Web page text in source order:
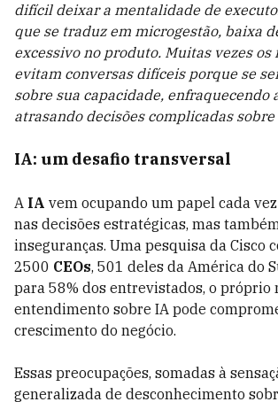
difícil deixar a mentalidade de
que se traduz em microgestão, baixa
excessivo no produto. Muitas vezes os
evitam conversas difíceis porque se
sobre sua capacidade, enfraquecendo
atrasando decisões complicadas sobre
IA: um desafio transversal
A IA vem ocupando um papel cada
nas decisões estratégicas, mas
inseguranças. Uma pesquisa da Cisco
2500 CEOs, 501 deles da América do
para 58% dos entrevistados, o próprio
entendimento sobre IA pode
crescimento do negócio.
Essas preocupações, somadas à
generalizada de desconhecimento